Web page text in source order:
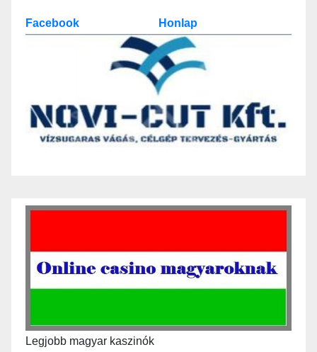
Facebook Honlap
Legjobb magyar kaszinók